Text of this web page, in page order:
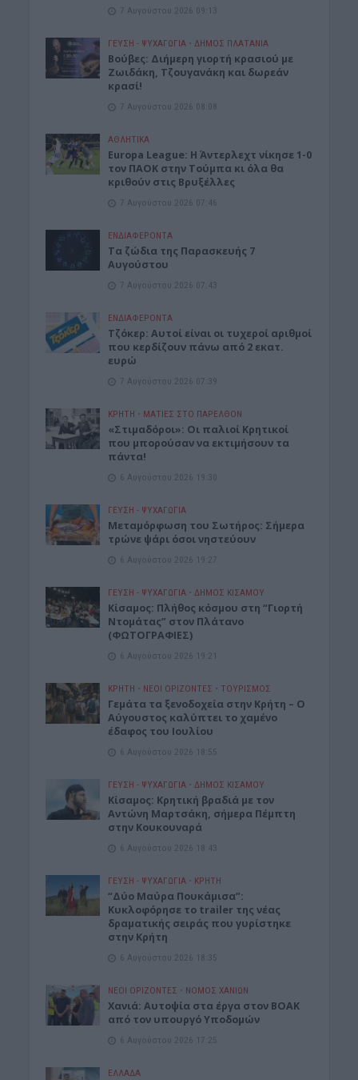
7 Αυγούστου 2026 09:13
ΓΕΎΣΗ - ΨΥΧΑΓΩΓΊΑ • ΔΉΜΟΣ ΠΛΑΤΑΝΙΆ
Βούβες: Διήμερη γιορτή κρασιού με
Ζωιδάκη, Τζουγανάκη και δωρεάν
κρασί!
7 Αυγούστου 2026 08:08
ΑΘΛΗΤΙΚΑ
Europa League: Η Άντερλεχτ νίκησε 1-0
τον ΠΑΟΚ στην Τούμπα κι όλα θα
κριθούν στις Βρυξέλλες
7 Αυγούστου 2026 07:46
ΕΝΔΙΑΦΕΡΟΝΤΑ
Tα ζώδια της Παρασκευής 7
Αυγούστου
7 Αυγούστου 2026 07:43
ΕΝΔΙΑΦΕΡΟΝΤΑ
Τζόκερ: Αυτοί είναι οι τυχεροί αριθμοί
που κερδίζουν πάνω από 2 εκατ.
ευρώ
7 Αυγούστου 2026 07:39
ΚΡΗΤΗ • ΜΑΤΙΕΣ ΣΤΟ ΠΑΡΕΛΘΟΝ
«Στιμαδόροι»: Οι παλιοί Κρητικοί
που μπορούσαν να εκτιμήσουν τα
πάντα!
6 Αυγούστου 2026 19:30
ΓΕΎΣΗ - ΨΥΧΑΓΩΓΊΑ
Μεταμόρφωση του Σωτήρος: Σήμερα
τρώνε ψάρι όσοι νηστεύουν
6 Αυγούστου 2026 19:27
ΓΕΎΣΗ - ΨΥΧΑΓΩΓΊΑ • ΔΉΜΟΣ ΚΙΣΆΜΟΥ
Κίσαμος: Πλήθος κόσμου στη “Γιορτή
Ντομάτας” στον Πλάτανο
(ΦΩΤΟΓΡΑΦΙΕΣ)
6 Αυγούστου 2026 19:21
ΚΡΗΤΗ • ΝΕΟΙ ΟΡΙΖΟΝΤΕΣ • ΤΟΥΡΙΣΜΟΣ
Γεμάτα τα ξενοδοχεία στην Κρήτη – Ο
Αύγουστος καλύπτει το χαμένο
έδαφος του Ιουλίου
6 Αυγούστου 2026 18:55
ΓΕΎΣΗ - ΨΥΧΑΓΩΓΊΑ • ΔΉΜΟΣ ΚΙΣΆΜΟΥ
Kίσαμος: Κρητική βραδιά με τον
Αντώνη Μαρτσάκη, σήμερα Πέμπτη
στην Κουκουναρά
6 Αυγούστου 2026 18:43
ΓΕΎΣΗ - ΨΥΧΑΓΩΓΊΑ • ΚΡΗΤΗ
“Δύο Μαύρα Πουκάμισα”:
Κυκλοφόρησε το trailer της νέας
δραματικής σειράς που γυρίστηκε
στην Κρήτη
6 Αυγούστου 2026 18:35
ΝΕΟΙ ΟΡΙΖΟΝΤΕΣ • ΝΟΜΌΣ ΧΑΝΊΩΝ
Χανιά: Αυτοψία στα έργα στον ΒΟΑΚ
από τον υπουργό Υποδομών
6 Αυγούστου 2026 17:25
ΕΛΛΑΔΑ